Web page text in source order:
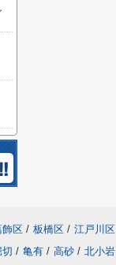
飾区 / 板橋区 / 江戸川区
切 / 亀有 / 高砂 / 北小岩